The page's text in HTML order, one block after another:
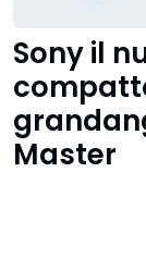
Sony il
Master